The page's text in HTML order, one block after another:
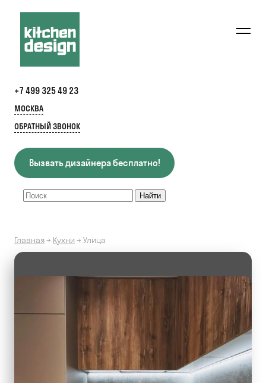
+7 499 325 49 23
МОСКВА
ОБРАТНЫЙ ЗВОНОК
Вызвать дизайнера бесплатно!
Главная→ Кухни → Улица